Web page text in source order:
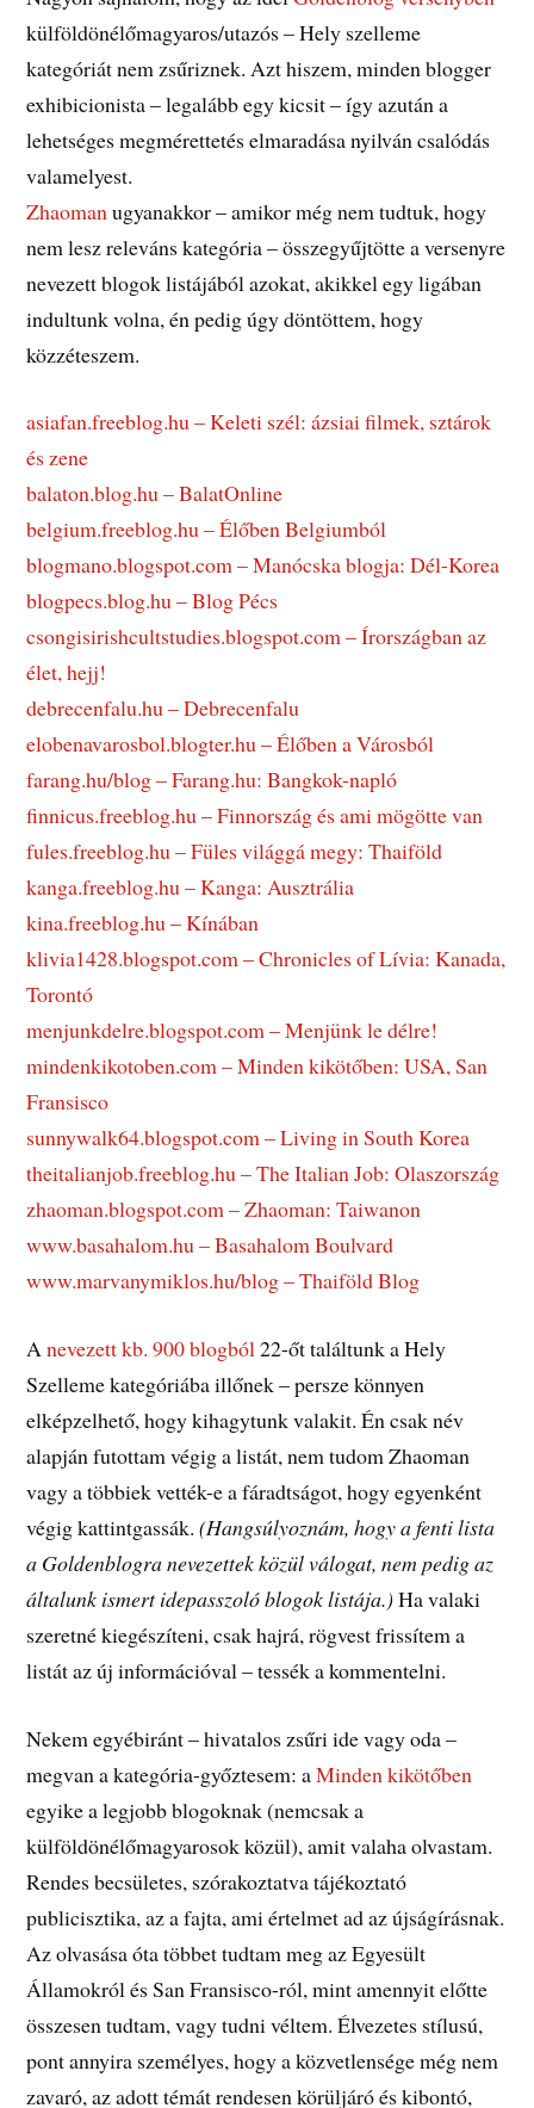
külföldönélőmagyaros/utazós – Hely szelleme
kategóriát nem zsűriznek. Azt hiszem, minden blogger
exhibicionista – legalább egy kicsit – így azután a
lehetséges megmérettetés elmaradása nyilván csalódás
valamelyest.
Zhaoman ugyanakkor – amikor még nem tudtuk, hogy
nem lesz releváns kategória – összegyűjtötte a versenyre
nevezett blogok listájából azokat, akikkel egy ligában
indultunk volna, én pedig úgy döntöttem, hogy
közzéteszem.
asiafan.freeblog.hu – Keleti szél: ázsiai filmek, sztárok
és zene
balaton.blog.hu – BalatOnline
belgium.freeblog.hu – Élőben Belgiumból
blogmano.blogspot.com – Manócska blogja: Dél-Korea
blogpecs.blog.hu – Blog Pécs
csongisirishcultstudies.blogspot.com – Írországban az
élet, hejj!
debrecenfalu.hu – Debrecenfalu
elobenavarosbol.blogter.hu – Élőben a Városból
farang.hu/blog – Farang.hu: Bangkok-napló
finnicus.freeblog.hu – Finnország és ami mögötte van
fules.freeblog.hu – Füles világgá megy: Thaiföld
kanga.freeblog.hu – Kanga: Ausztrália
kina.freeblog.hu – Kínában
klivia1428.blogspot.com – Chronicles of Lívia: Kanada,
Torontó
menjunkdelre.blogspot.com – Menjünk le délre!
mindenkikotoben.com – Minden kikötőben: USA, San
Fransisco
sunnywalk64.blogspot.com – Living in South Korea
theitalianjob.freeblog.hu – The Italian Job: Olaszország
zhaoman.blogspot.com – Zhaoman: Taiwanon
www.basahalom.hu – Basahalom Boulvard
www.marvanymiklos.hu/blog – Thaiföld Blog
Anevezett kb. 900 blogból22-őt találtunk a Hely
Szelleme kategóriába illőnek – persze könnyen
elképzelhető, hogy kihagytunk valakit. Én csak név
alapján futottam végig a listát, nem tudom Zhaoman
vagy a többiek vették-e a fáradtságot, hogy egyenként
végig kattintgassák.(Hangsúlyoznám, hogy a fenti lista
a Goldenblogra nevezettek közül válogat, nem pedig az
általunk ismert idepasszoló blogok listája.)Ha valaki
szeretné kiegészíteni, csak hajrá, rögvest frissítem a
listát az új információval – tessék a kommentelni.
Nekem egyébiránt – hivatalos zsűri ide vagy oda –
megvan a kategória-győztesem: aMinden kikötőben
egyike a legjobb blogoknak (nemcsak a
külföldönélőmagyarosok közül), amit valaha olvastam.
Rendes becsületes, szórakoztatva tájékoztató
publicisztika, az a fajta, ami értelmet ad az újságírásnak.
Az olvasása óta többet tudtam meg az Egyesült
Államokról és San Fransisco-ról, mint amennyit előtte
összesen tudtam, vagy tudni véltem. Élvezetes stílusú,
pont annyira személyes, hogy a közvetlensége még nem
zavaró, az adott témát rendesen körüljáró és kibontó,